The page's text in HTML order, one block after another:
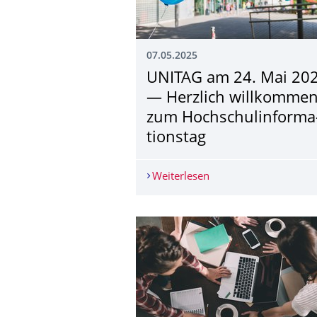
07.05.2025
UNITAG am 24. Mai
— Herzlich willkommen
zum
tionstag
Weiterlesen UNITAG am 24. Mai